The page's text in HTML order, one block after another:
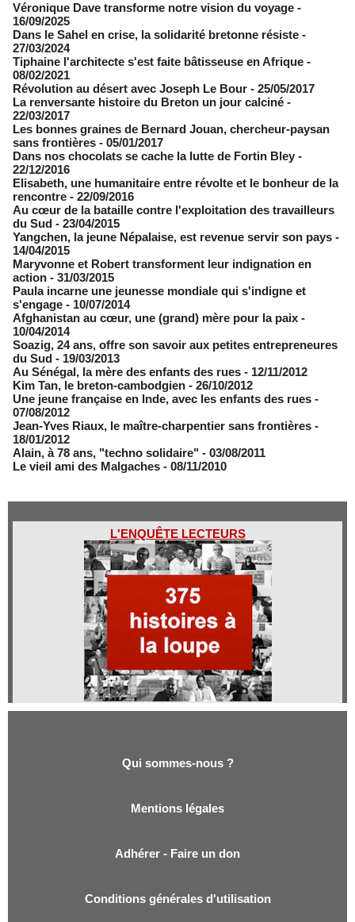
Véronique Dave transforme notre vision du voyage -
16/09/2025
Dans le Sahel en crise, la solidarité bretonne résiste -
27/03/2024
Tiphaine l'architecte s'est faite bâtisseuse en Afrique -
08/02/2021
Révolution au désert avec Joseph Le Bour - 25/05/2017
La renversante histoire du Breton un jour calciné -
22/03/2017
Les bonnes graines de Bernard Jouan, chercheur-paysan
sans frontières - 05/01/2017
Dans nos chocolats se cache la lutte de Fortin Bley -
22/12/2016
Elisabeth, une humanitaire entre révolte et le bonheur de la
rencontre - 22/09/2016
Au cœur de la bataille contre l'exploitation des travailleurs
du Sud - 23/04/2015
Yangchen, la jeune Népalaise, est revenue servir son pays -
14/04/2015
Maryvonne et Robert transforment leur indignation en
action - 31/03/2015
Paula incarne une jeunesse mondiale qui s'indigne et
s'engage - 10/07/2014
Afghanistan au cœur, une (grand) mère pour la paix -
10/04/2014
Soazig, 24 ans, offre son savoir aux petites entrepreneures
du Sud - 19/03/2013
Au Sénégal, la mère des enfants des rues - 12/11/2012
Kim Tan, le breton-cambodgien - 26/10/2012
Une jeune française en Inde, avec les enfants des rues -
07/08/2012
Jean-Yves Riaux, le maître-charpentier sans frontières -
18/01/2012
Alain, à 78 ans, "techno solidaire" - 03/08/2011
Le vieil ami des Malgaches - 08/11/2010
L'ENQUÊTE LECTEURS
Qui sommes-nous ?
Mentions légales
Adhérer - Faire un don
Conditions générales d'utilisation